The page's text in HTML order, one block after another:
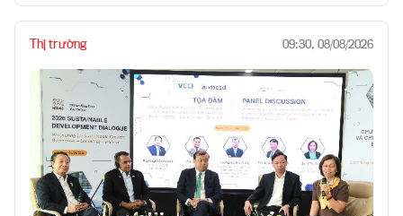
Thị trường 09:30, 08/08/2026